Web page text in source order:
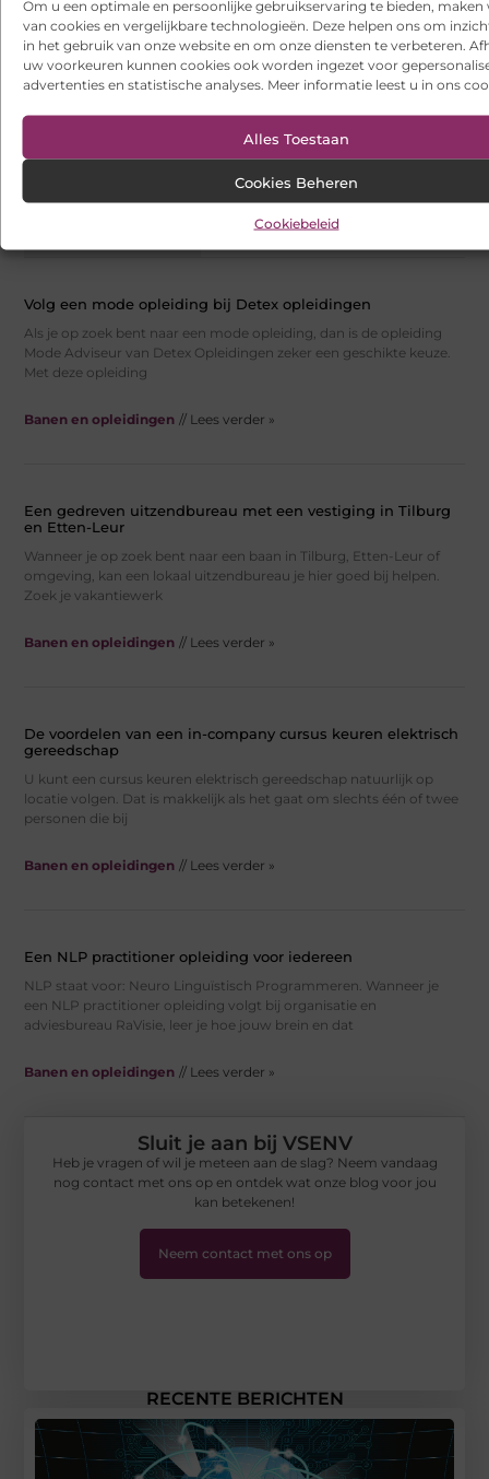
Om u een optimale en persoonlijke gebruikservaring te bieden, maken
van cookies en vergelijkbare technologieën. Deze helpen ons om
in het gebruik van onze website en om onze diensten te verbeteren.
uw voorkeuren kunnen cookies ook worden ingezet voor
advertenties en statistische analyses. Meer informatie leest u in ons
Alles Toestaan
Cookies Beheren
Cookiebeleid
wind door je carrière laten waaien.
Niets is vervelender dan twijfelen
over je werk en
Volg een mode opleiding bij Detex opleidingen
Als je op zoek bent naar een mode opleiding, dan is de opleiding
Mode Adviseur van Detex Opleidingen zeker een geschikte keuze.
Met deze opleiding
Banen en opleidingen // Lees verder »
Een gedreven uitzendbureau met een vestiging in Tilburg
en Etten-Leur
Wanneer je op zoek bent naar een baan in Tilburg, Etten-Leur of
omgeving, kan een lokaal uitzendbureau je hier goed bij helpen.
Zoek je vakantiewerk
Banen en opleidingen // Lees verder »
De voordelen van een in-company cursus keuren elektrisch
gereedschap
U kunt een cursus keuren elektrisch gereedschap natuurlijk op
locatie volgen. Dat is makkelijk als het gaat om slechts één of twee
personen die bij
Banen en opleidingen // Lees verder »
Een NLP practitioner opleiding voor iedereen
NLP staat voor: Neuro Linguïstisch Programmeren. Wanneer je
een NLP practitioner opleiding volgt bij organisatie en
adviesbureau RaVisie, leer je hoe jouw brein en dat
Banen en opleidingen // Lees verder »
RECENTE BERICHTEN
Sluit je aan bij VSENV
Heb je vragen of wil je meteen aan de slag? Neem vandaag
nog contact met ons op en ontdek wat onze blog voor jou
kan betekenen!
Neem contact met ons op